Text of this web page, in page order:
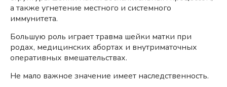
а также угнетение местного и системного
иммунитета.
Большую роль играет травма шейки матки при
родах, медицинских абортах и внутриматочных
оперативных вмешательствах.
Не мало важное значение имеет наследственность.